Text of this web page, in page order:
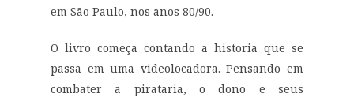
em São Paulo, nos anos 80/90.
O livro começa contando a historia que se
passa em uma videolocadora. Pensando em
combater a pirataria, o dono e seus